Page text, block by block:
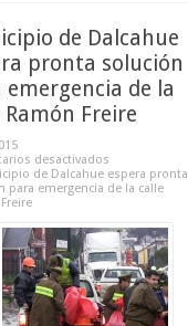
de Dalcahue
pronta solución
emergencia de la
Ramón Freire
desactivados
de Dalcahue espera pronta
para emergencia de la calle